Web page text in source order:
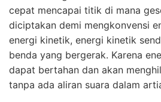
cepat mencapai titik di mana
diciptakan demi mengkonvensi
energi kinetik, energi kinetik
benda yang bergerak. Karena
dapat bertahan dan akan
tanpa ada aliran suara dalam